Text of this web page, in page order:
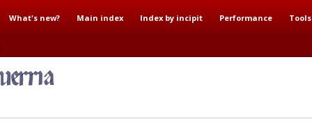
What's new? Main index Index by incipit Performance Tools